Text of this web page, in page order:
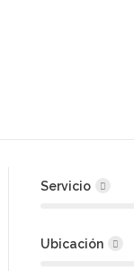
Servicio
Ubicación